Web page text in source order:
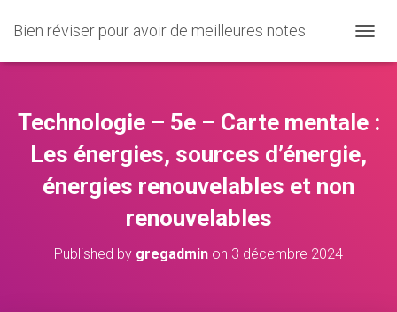
Bien réviser pour avoir de meilleures notes
U
R
F
Technologie – 5e – Carte mentale :
Les énergies, sources d’énergie,
énergies renouvelables et non
renouvelables
Published by gregadmin on 3 décembre 2024